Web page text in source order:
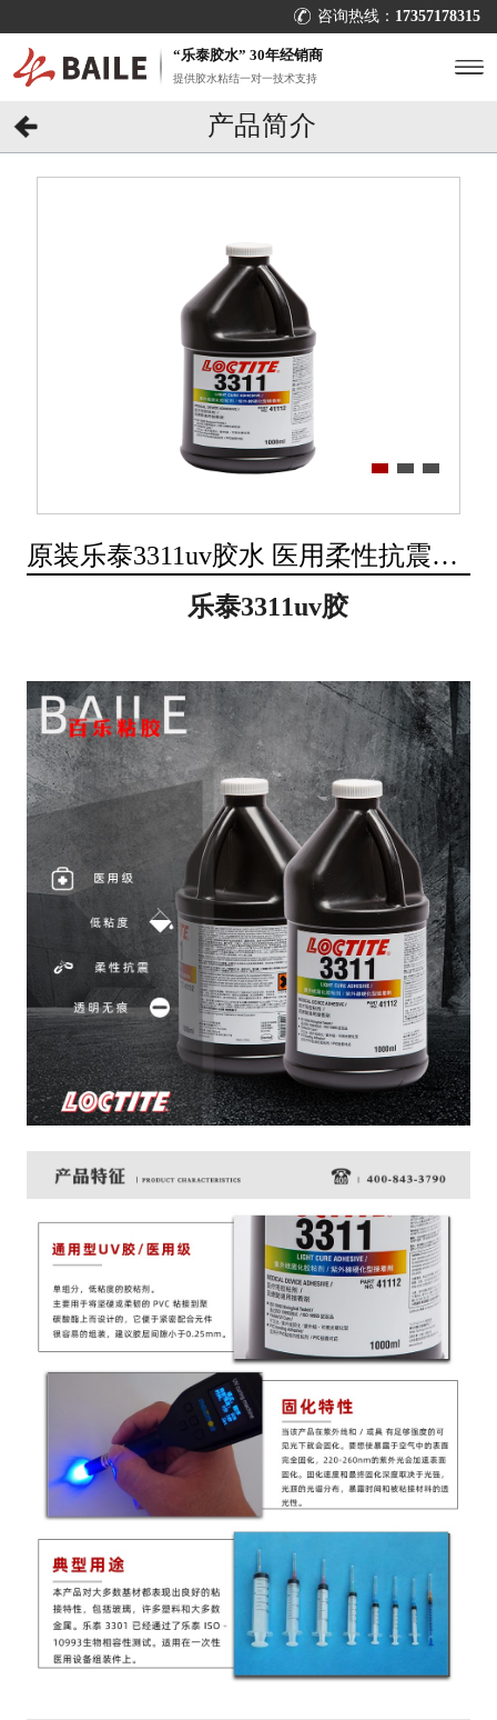
咨询热线： 17357178315
“乐泰胶水” 30年经销商
提供胶水粘结一对一技术支持
产品简介
原装乐泰3311uv胶水 医用柔性抗震
loctite3311紫外线胶 [百乐粘胶]厂家直
乐泰3311uv胶